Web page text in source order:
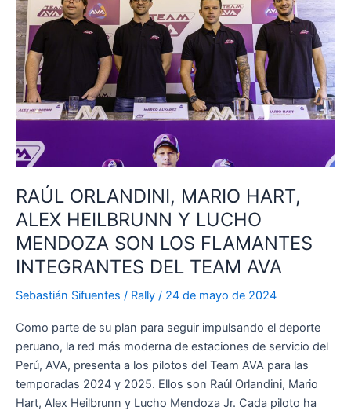
RAÚL ORLANDINI, MARIO HART,
ALEX HEILBRUNN Y LUCHO
MENDOZA SON LOS FLAMANTES
INTEGRANTES DEL TEAM AVA
Sebastián Sifuentes / Rally / 24 de mayo de 2024
Como parte de su plan para seguir impulsando el deporte
peruano, la red más moderna de estaciones de servicio del
Perú, AVA, presenta a los pilotos del Team AVA para las
temporadas 2024 y 2025. Ellos son Raúl Orlandini, Mario
Hart, Alex Heilbrunn y Lucho Mendoza Jr. Cada piloto ha